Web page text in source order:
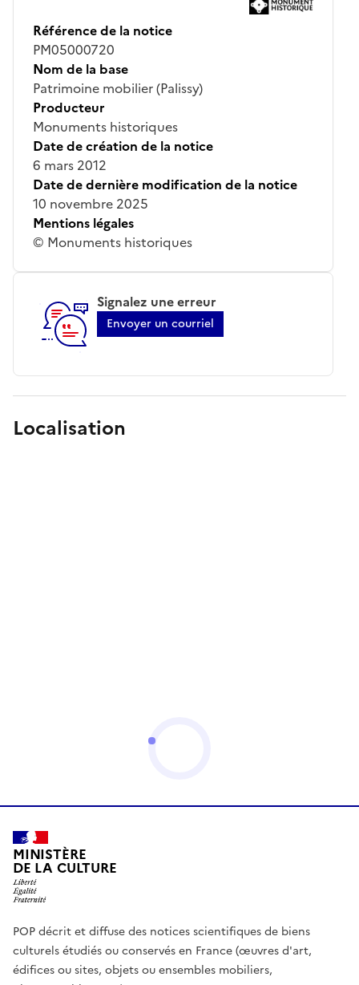
Référence de la notice
PM05000720
Nom de la base
Patrimoine mobilier (Palissy)
Producteur
Monuments historiques
Date de création de la notice
6 mars 2012
Date de dernière modification de la notice
10 novembre 2025
Mentions légales
© Monuments historiques
Signalez une erreur
Envoyer un courriel
Localisation
MINISTÈRE
DE LA CULTURE
POP décrit et diffuse des notices scientifiques de biens
culturels étudiés ou conservés en France (œuvres d'art,
édifices ou sites, objets ou ensembles mobiliers,